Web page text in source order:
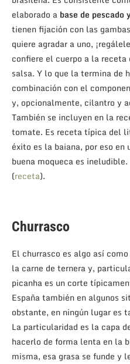
elaborado a base de pescado
tienen fijación con las
quiere agradar a uno,
confiere el cuerpo a la receta
salsa. Y lo que la termina de
combinación con el
y, opcionalmente, cilantro y
También se incluyen en la
tomate. Es receta típica del
éxito es la baiana, por eso en
buena moqueca es
(receta).
Churrasco
El churrasco es algo así
la carne de ternera y,
picanha es un corte
España también en algunos
obstante, en ningún lugar es
La particularidad es la capa
hacerlo de forma lenta en la
misma, esa grasa se funde y